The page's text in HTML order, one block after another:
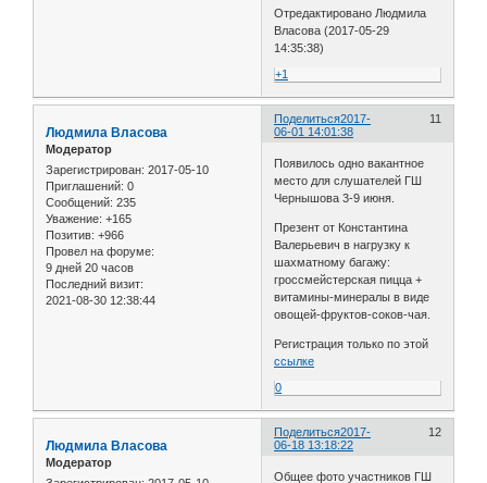
Отредактировано Людмила
Власова (2017-05-29
14:35:38)
+1
Поделиться 11
2017-
06-01 14:01:38
Людмила Власова
Модератор
Зарегистрирован: 2017-05-10
Приглашений: 0
Сообщений: 235
Уважение: +165
Позитив: +966
Провел на форуме:
9 дней 20 часов
Последний визит:
2021-08-30 12:38:44
Появилось одно вакантное
место для слушателей ГШ
Чернышова 3-9 июня.
Презент от Константина
Валерьевич в нагрузку к
шахматному багажу:
гроссмейстерская пицца +
витамины-минералы в виде
овощей-фруктов-соков-чая.
Регистрация только по этой
ссылке
0
Поделиться 12
2017-
06-18 13:18:22
Людмила Власова
Модератор
Общее фото участников ГШ